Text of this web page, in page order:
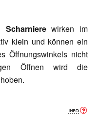
Scharnierewirken im
klein und können ein
Öffnungswinkels nicht
Öffnen wird die